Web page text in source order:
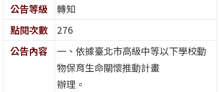
公告等級
轉知
點閱次數
276
公告內容
一、依據臺北市高級中等以下學校動
物保育生命關懷推動計畫
辦理。